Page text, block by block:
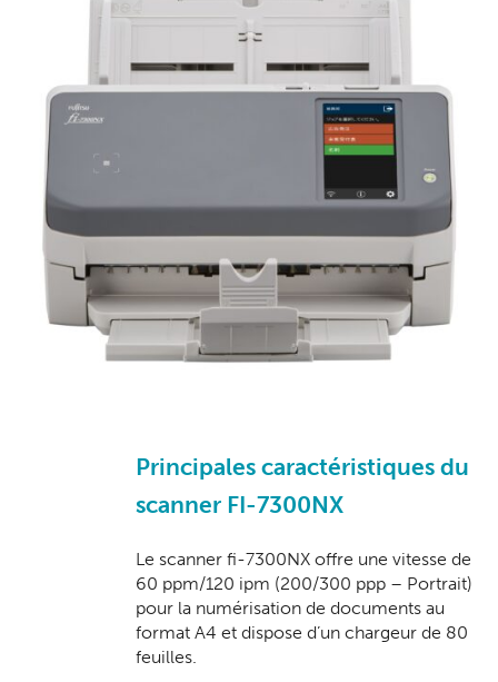
Principales caractéristiques du
scanner FI-7300NX
Le scanner fi-7300NX offre une vitesse de
60 ppm/120 ipm (200/300 ppp – Portrait)
pour la numérisation de documents au
format A4 et dispose d’un chargeur de 80
feuilles.